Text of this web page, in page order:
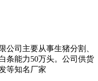
公司主要从事生猪分割、
条能力50万头。公司供货
等知名厂家